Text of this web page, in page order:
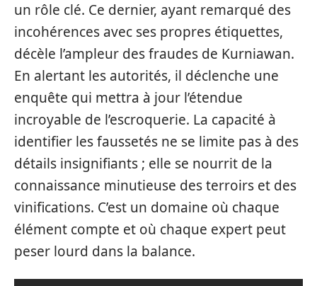
un rôle clé. Ce dernier, ayant remarqué des
incohérences avec ses propres étiquettes,
décèle l’ampleur des fraudes de Kurniawan.
En alertant les autorités, il déclenche une
enquête qui mettra à jour l’étendue
incroyable de l’escroquerie. La capacité à
identifier les faussetés ne se limite pas à des
détails insignifiants ; elle se nourrit de la
connaissance minutieuse des terroirs et des
vinifications. C’est un domaine où chaque
élément compte et où chaque expert peut
peser lourd dans la balance.